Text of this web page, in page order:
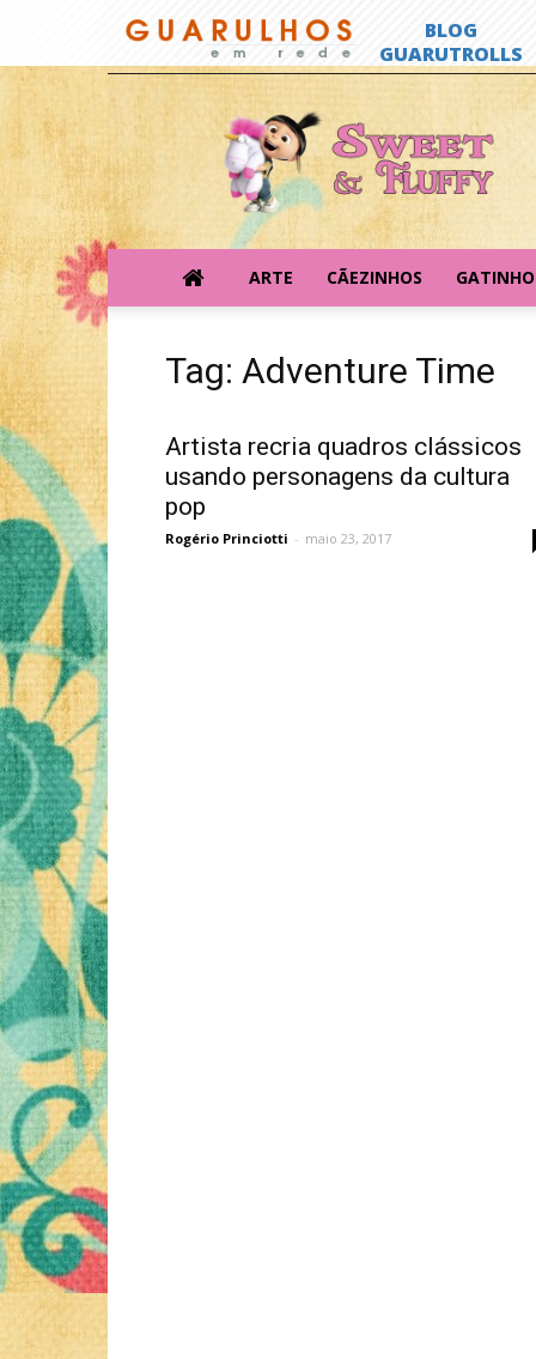
Sweet
&
Fluffy
ARTE CÃEZINHOS
Tag: Adventure Time
Artista recria quadros clássicos
usando personagens da cultura
pop
Rogério Princiotti - maio 23, 2017